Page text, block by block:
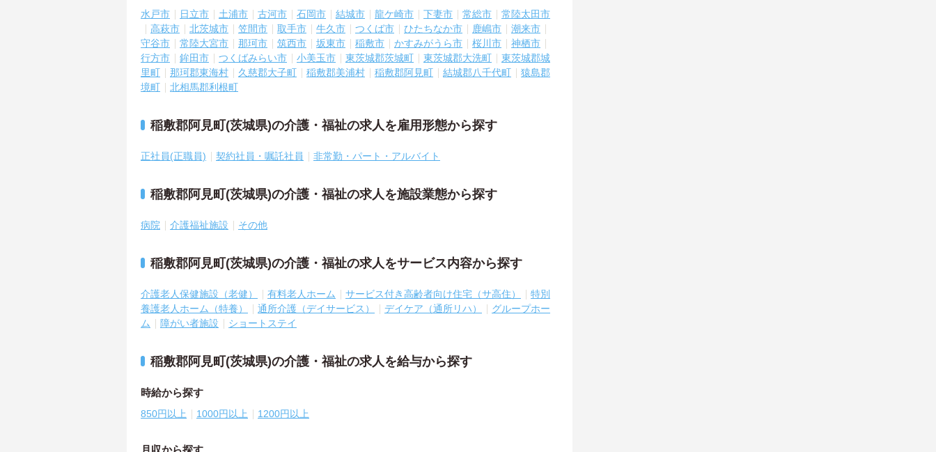
水戸市 日立市 土浦市 古河市 石岡市 結城市 龍ケ崎市 下妻市 常総市
常陸太田市
高萩市
北茨城市 笠間市 取手市 牛久市 つくば市 ひたちなか市 鹿嶋市
潮来市
守谷市
常陸大宮市 那珂市 筑西市 坂東市 稲敷市 かすみがうら市 桜川市
神栖市
行方市
鉾田市 つくばみらい市 小美玉市 東茨城郡茨城町 東茨城郡大洗町
東茨城郡城
里町
那珂郡東海村 久慈郡大子町 稲敷郡美浦村 稲敷郡阿見町 結城郡八千代町
猿島郡
境町
北相馬郡利根町
稲敷郡阿見町(茨城県)の介護・福祉の求人を雇用形態から探す
正社員(正職員) 契約社員・嘱託社員 非常勤・パート・アルバイト
稲敷郡阿見町(茨城県)の介護・福祉の求人を施設業態から探す
病院 介護福祉施設 その他
稲敷郡阿見町(茨城県)の介護・福祉の求人をサービス内容から探す
介護老人保健施設（老健） 有料老人ホーム サービス付き高齢者向け住宅（サ高住）
特別
養護老人ホーム（特養）
通所介護（デイサービス） デイケア（通所リハ）
グループホー
ム
障がい者施設 ショートステイ
稲敷郡阿見町(茨城県)の介護・福祉の求人を給与から探す
時給から探す
850円以上 1000円以上 1200円以上